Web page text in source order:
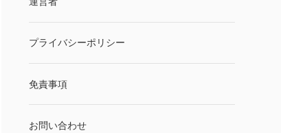
プライバシーポリシー
免責事項
お問い合わせ